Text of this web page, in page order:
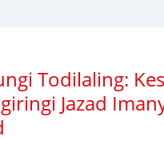
Todilaling:
Jazad